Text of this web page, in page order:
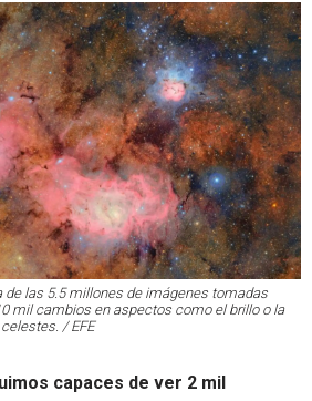
de las 5.5 millones de imágenes tomadas
mil cambios en aspectos como el brillo o la
/ EFE
capaces de ver 2 mil